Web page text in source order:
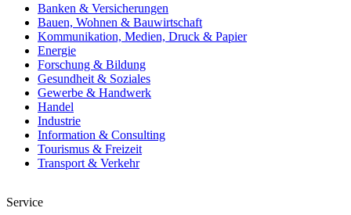
Banken & Versicherungen
Bauen, Wohnen & Bauwirtschaft
Kommunikation, Medien, Druck & Papier
Energie
Forschung & Bildung
Gesundheit & Soziales
Gewerbe & Handwerk
Handel
Industrie
Information & Consulting
Tourismus & Freizeit
Transport & Verkehr
Service